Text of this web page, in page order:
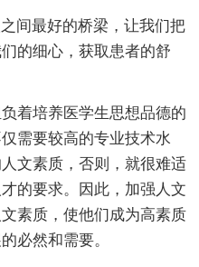
最好的桥梁，让我们把
的细心，获取患者的舒
培养医学生思想品德的
需要较高的专业技术水
文素质，否则，就很难适
的要求。因此，加强人文
素质，使他们成为高素质
必然和需要。